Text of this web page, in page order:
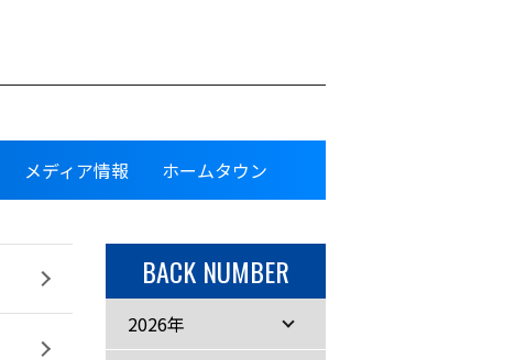
メディア情報 ホームタウン
BACK NUMBER
2026年